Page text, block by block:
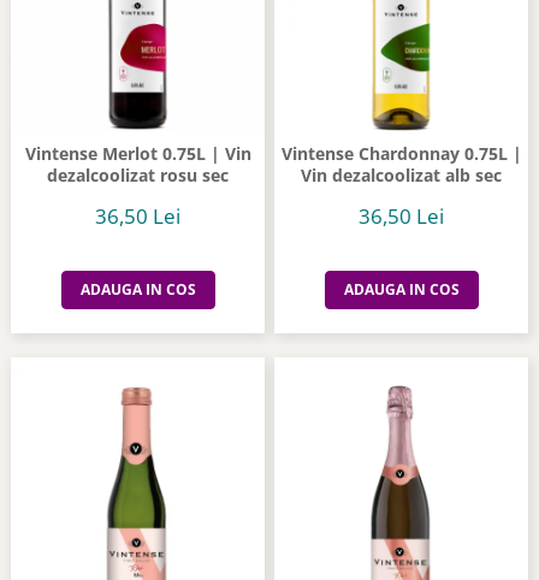
Vintense Merlot 0.75L | Vin
dezalcoolizat rosu sec
36,50 Lei
ADAUGA IN COS
Vintense Chardonnay 0.75L |
Vin dezalcoolizat alb sec
36,50 Lei
ADAUGA IN COS